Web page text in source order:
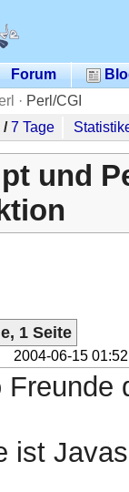
Forum
· Perl/CGI
/7 Tage
und
1 Seite
2004-06-15 01:52
Freunde
ist